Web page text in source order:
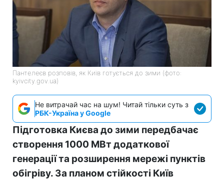
Пантелеєв розповів, як Київ готується до зими (фото:
kyivcity.gov.ua)
Не витрачай час на шум! Читай тільки суть з
РБК-Україна у Google
Підготовка Києва до зими передбачає
створення 1000 МВт додаткової
генерації та розширення мережі пунктів
обігріву. За планом стійкості Київ